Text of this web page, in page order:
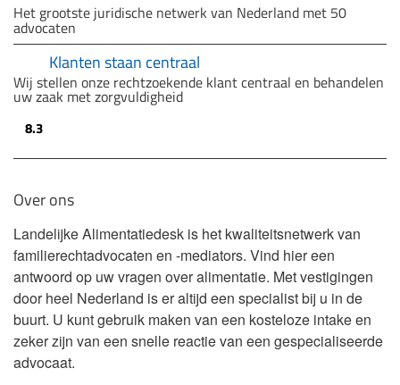
Het grootste juridische netwerk van Nederland met 50
advocaten
Klanten staan centraal
Wij stellen onze rechtzoekende klant centraal en behandelen
uw zaak met zorgvuldigheid
8.3
Over ons
Landelijke Alimentatiedesk is het kwaliteitsnetwerk van
familierechtadvocaten en -mediators. Vind hier een
antwoord op uw vragen over alimentatie. Met vestigingen
door heel Nederland is er altijd een specialist bij u in de
buurt. U kunt gebruik maken van een kosteloze intake en
zeker zijn van een snelle reactie van een gespecialiseerde
advocaat.